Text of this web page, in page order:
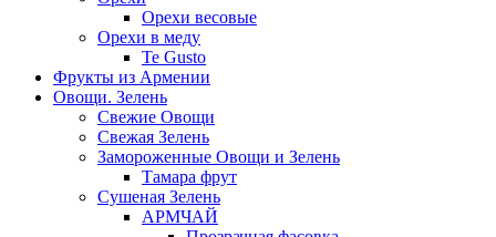
Орехи весовые
Орехи в меду
Te Gusto
Фрукты из Армении
Овощи. Зелень
Свежие Овощи
Свежая Зелень
Замороженные Овощи и Зелень
Тамара фрут
Сушеная Зелень
АРМЧАЙ